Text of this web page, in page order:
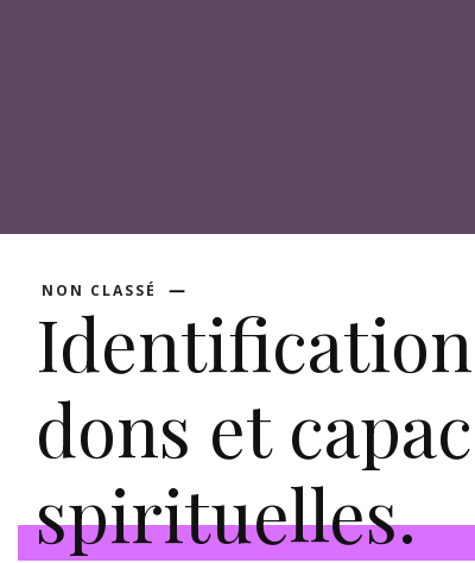
NON CLASSÉ
Identification
dons et
spirituelles.